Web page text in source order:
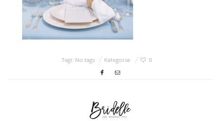
Tagi: No tags Kategoria: 0